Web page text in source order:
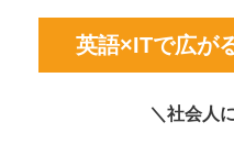
英語×ITで広が
＼社会人